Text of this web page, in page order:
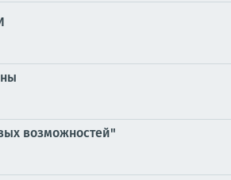
возможностей"